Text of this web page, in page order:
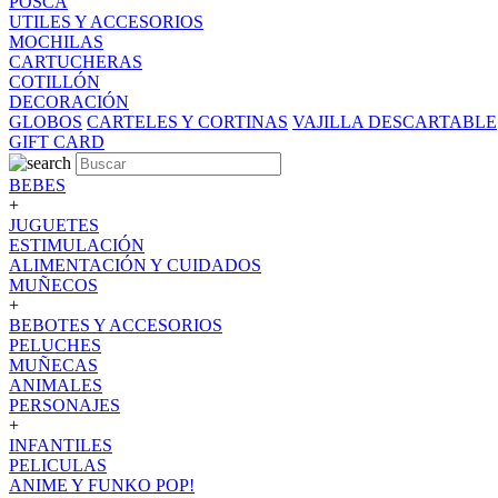
UTILES Y ACCESORIOS
MOCHILAS
CARTUCHERAS
COTILLÓN
DECORACIÓN
GLOBOS CARTELES Y CORTINAS VAJILLA DESCARTABLE
GIFT CARD
BEBES
+
JUGUETES
ESTIMULACIÓN
ALIMENTACIÓN Y CUIDADOS
MUÑECOS
+
BEBOTES Y ACCESORIOS
PELUCHES
MUÑECAS
ANIMALES
PERSONAJES
+
INFANTILES
PELICULAS
ANIME Y FUNKO POP!